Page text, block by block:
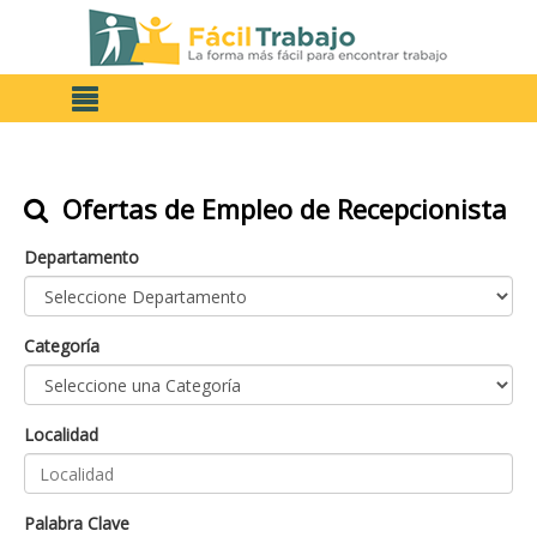
Ofertas de Empleo de Recepcionista
Departamento
Categoría
Localidad
Palabra Clave